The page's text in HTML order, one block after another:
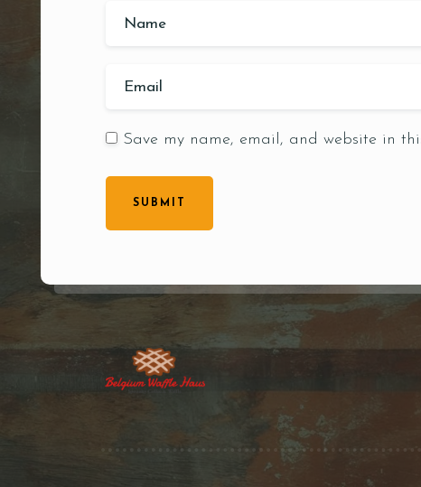
Save my name, email, and website in
SUBMIT